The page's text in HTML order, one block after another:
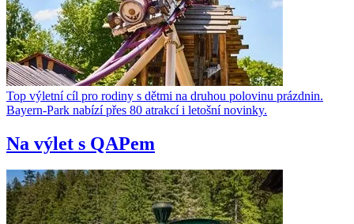
Top výletní cíl pro rodiny s dětmi na druhou polovinu prázdnin.
Bayern-Park nabízí přes 80 atrakcí i letošní novinky.
Na výlet s QAPem